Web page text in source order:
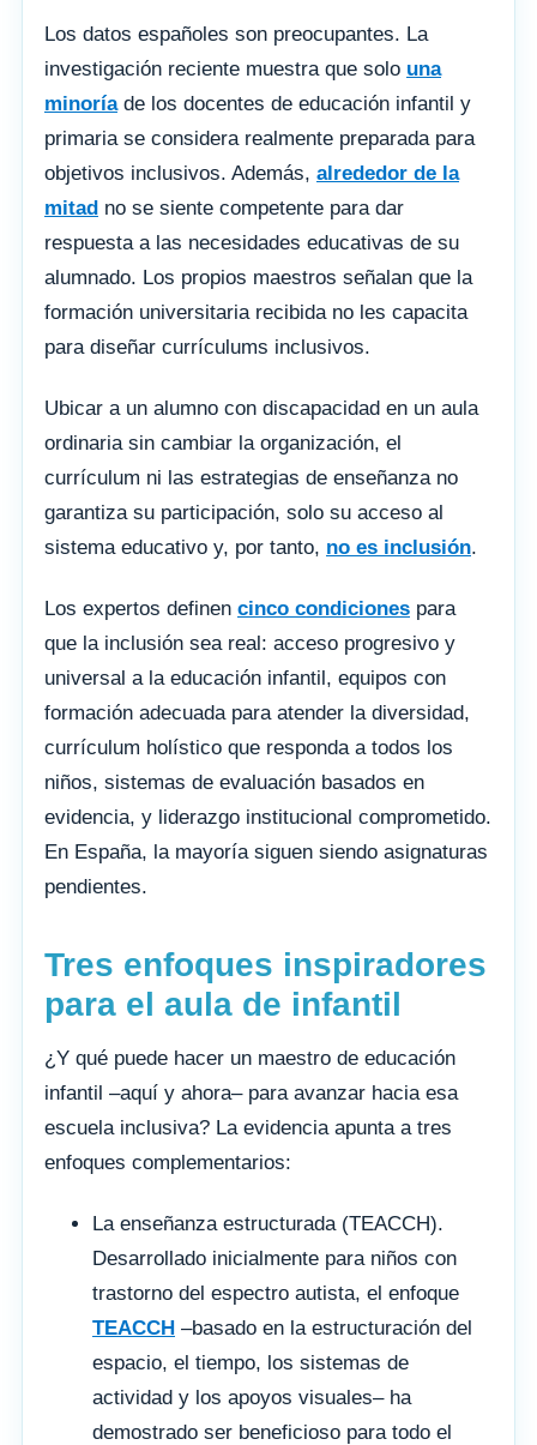
Los datos españoles son preocupantes. La
investigación reciente muestra que solo una
minoríade los docentes de educación infantil y
primaria se considera realmente preparada para
objetivos inclusivos. Además, alrededor de la
mitad no se siente competente para dar
respuesta a las necesidades educativas de su
alumnado. Los propios maestros señalan que la
formación universitaria recibida no les capacita
para diseñar currículums inclusivos.
Ubicar a un alumno con discapacidad en un aula
ordinaria sin cambiar la organización, el
currículum ni las estrategias de enseñanza no
garantiza su participación, solo su acceso al
sistema educativo y, por tanto, no es inclusión.
Los expertos definen cinco condiciones para
que la inclusión sea real: acceso progresivo y
universal a la educación infantil, equipos con
formación adecuada para atender la diversidad,
currículum holístico que responda a todos los
niños, sistemas de evaluación basados en
evidencia, y liderazgo institucional comprometido.
En España, la mayoría siguen siendo asignaturas
pendientes.
Tres enfoques inspiradores
para el aula de infantil
¿Y qué puede hacer un maestro de educación
infantil –aquí y ahora– para avanzar hacia esa
escuela inclusiva? La evidencia apunta a tres
enfoques complementarios:
La enseñanza estructurada (TEACCH).
Desarrollado inicialmente para niños con
trastorno del espectro autista, el enfoque
TEACCH –basado en la estructuración del
espacio, el tiempo, los sistemas de
actividad y los apoyos visuales– ha
demostrado ser beneficioso para todo el